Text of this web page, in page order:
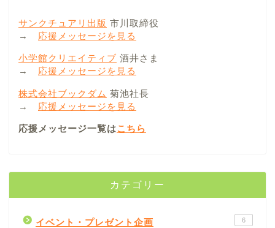
サンクチュアリ出版 市川取締役
→ 応援メッセージを見る
小学館クリエイティブ 酒井さま
→ 応援メッセージを見る
株式会社ブックダム 菊池社長
→ 応援メッセージを見る
応援メッセージ一覧はこちら
カテゴリー
イベント・プレゼント企画 6